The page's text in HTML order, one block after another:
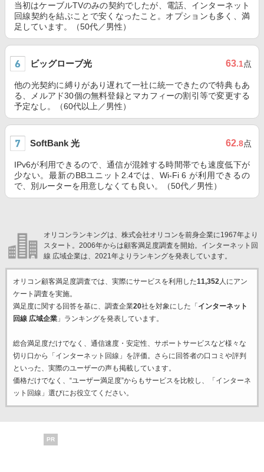
当初はケーブルTVのみの契約でしたが、電話、インターネット
回線契約を結ぶことで安くなったこと。オプションも多く、満
足しています。（50代／男性）
ビッグローブ光 63.1点
他の光契約に縛りがあり遅れて一社に統一できたので特典もあ
る、メルアド30個の無料登録とマカフィーの割引等で変更する
予定なし。（60代以上／男性）
SoftBank 光 62.8点
IPv6が利用できるので、通信が混雑する時間帯でも速度低下が
少ない。最新のBBユニット2.4では、Wi-Fi 6 が利用できるの
で、別ルーターを用意しなくても良い。（50代／男性）
オリコンランキングは、株式会社オリコンを前身企業に1967年より
スタート。2006年からは顧客満足度調査を開始。インターネット回
線 広域企業は、2021年よりランキングを発表しています。
オリコン顧客満足度調査では、実際にサービスを利用した11,352人にアン
ケート調査を実施。
満足度に関する回答を基に、調査企業20社を対象にした「 インターネット
回線 広域企業」ランキングを発表しています。
総合満足度だけでなく、通信速度・安定性、サポートサービスなど様々な
切り口から「インターネット回線」を評価。さらに回答者の口コミや評判
といった、実際のユーザーの声も掲載しています。
価格だけでなく、“ユーザー満足度”からもサービスを比較し、「インターネ
ット回線」選びにお役立てください。
PR